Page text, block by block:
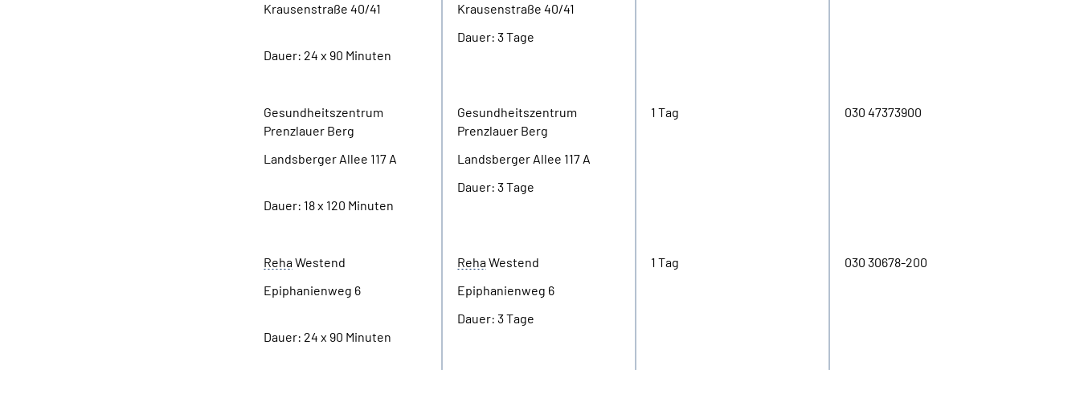
Krausenstraße 40/41
Dauer: 24 x 90 Minuten
Krausenstraße 40/41
Dauer: 3 Tage
Gesundheitszentrum
Prenzlauer Berg
Landsberger Allee 117 A
Dauer: 18 x 120 Minuten
Gesundheitszentrum
Prenzlauer Berg
Landsberger Allee 117 A
Dauer: 3 Tage
1 Tag 030 47373900
RehaWestend
Epiphanienweg 6
Dauer: 24 x 90 Minuten
RehaWestend
Epiphanienweg 6
Dauer: 3 Tage
1 Tag 030 30678-200